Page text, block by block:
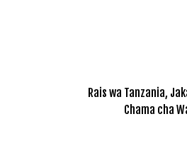
Rais wa Tanzania,
Chama cha